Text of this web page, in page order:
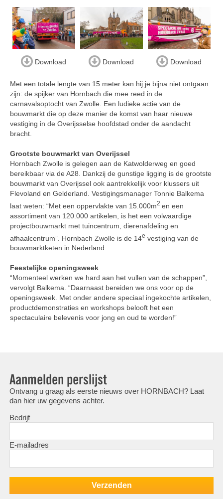
Download Download Download
Met een totale lengte van 15 meter kan hij je bijna niet ontgaan
zijn: de spijker van Hornbach die mee reed in de
carnavalsoptocht van Zwolle. Een ludieke actie van de
bouwmarkt die op deze manier de komst van haar nieuwe
vestiging in de Overijsselse hoofdstad onder de aandacht
bracht.
Grootste bouwmarkt van Overijssel
Hornbach Zwolle is gelegen aan de Katwolderweg en goed
bereikbaar via de A28. Dankzij de gunstige ligging is de grootste
bouwmarkt van Overijssel ook aantrekkelijk voor klussers uit
Flevoland en Gelderland. Vestigingsmanager Tonnie Balkema
laat weten: “Met een oppervlakte van 15.000m2 en een
assortiment van 120.000 artikelen, is het een volwaardige
projectbouwmarkt met tuincentrum, dierenafdeling en
afhaalcentrum”. Hornbach Zwolle is de 14e vestiging van de
bouwmarktketen in Nederland.
Feestelijke openingsweek
“Momenteel werken we hard aan het vullen van de schappen”,
vervolgt Balkema. “Daarnaast bereiden we ons voor op de
openingsweek. Met onder andere speciaal ingekochte artikelen,
productdemonstraties en workshops belooft het een
spectaculaire belevenis voor jong en oud te worden!”
Aanmelden perslijst
Ontvang u graag als eerste nieuws over HORNBACH? Laat
dan hier uw gegevens achter.
Bedrijf
E-mailadres